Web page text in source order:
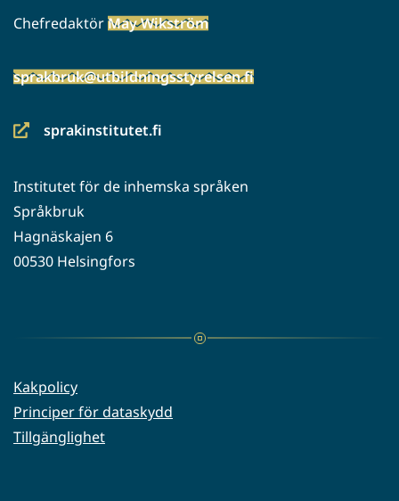
ChefredaktörMay Wikström
sprakbruk@utbildningsstyrelsen.fi
sprakinstitutet.fi
(siirryt
palveluun)
Institutet för de inhemska språken
Språkbruk
Hagnäskajen 6
00530 Helsingfors
Kakpolicy
Principer för dataskydd
Tillgänglighet